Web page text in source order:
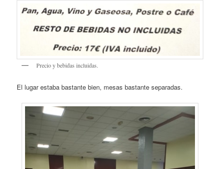
Precio y bebidas incluidas.
El lugar estaba bastante bien, mesas bastante separadas.